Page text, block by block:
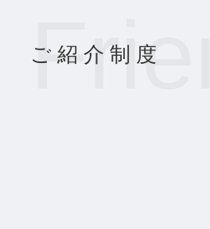
ご 紹 介 制 度